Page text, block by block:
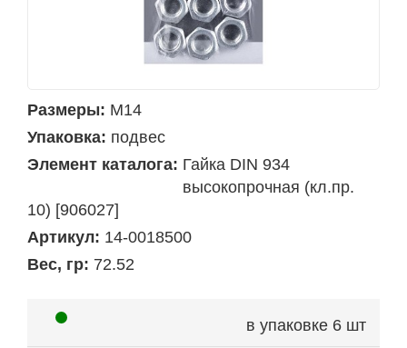
Размеры: М14
Упаковка: подвес
Элемент каталога: Гайка DIN 934
высокопрочная (кл.пр.
10) [906027]
Артикул: 14-0018500
Вес, гр: 72.52
в упаковке 6 шт